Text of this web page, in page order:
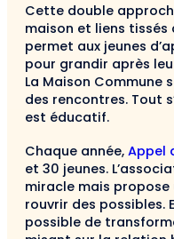
Cette double
maison et liens tissés
permet aux jeunes
pour grandir après
La Maison Commune
des rencontres. Tout
est éducatif.
Chaque année, Appel
et 30 jeunes.
miracle mais
rouvrir des possibles.
possible de